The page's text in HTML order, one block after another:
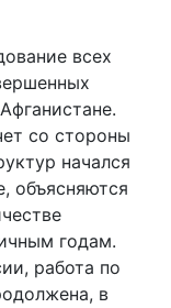
всех
со стороны
начался
объясняются
годам.
работа по
в